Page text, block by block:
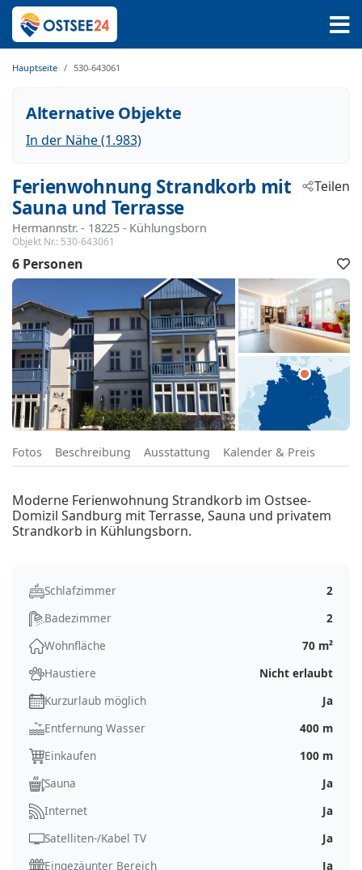
Hauptseite 530-643061
Alternative Objekte
In der Nähe (1.983)
Ferienwohnung Strandkorb mit
Sauna und Terrasse
Hermannstr. - 18225 - Kühlungsborn
Objekt Nr.: 530-643061
Teilen
6 Personen
Fotos Beschreibung Ausstattung Kalender & Preis
Moderne Ferienwohnung Strandkorb im Ostsee-
Domizil Sandburg mit Terrasse, Sauna und privatem
Strandkorb in Kühlungsborn.
Schlafzimmer
2
Badezimmer
2
Wohnfläche
70 m²
Haustiere
Nicht erlaubt
Kurzurlaub möglich
Ja
Entfernung Wasser
400 m
Einkaufen
100 m
Sauna
Ja
Internet
Ja
Satelliten-/Kabel TV
Ja
Eingezäunter Bereich
Ja